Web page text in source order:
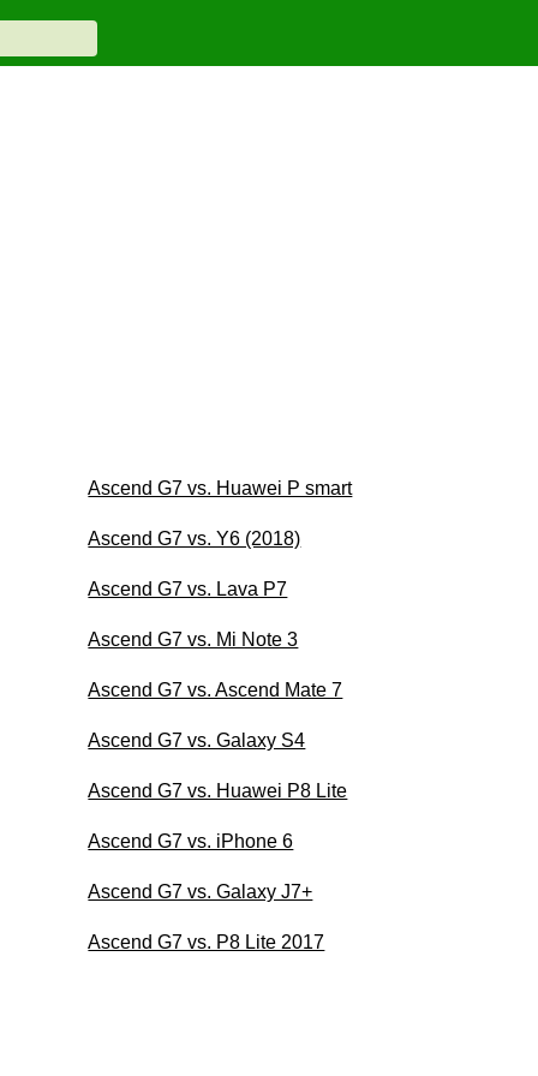
Ascend G7 vs. Huawei P smart
Ascend G7 vs. Y6 (2018)
Ascend G7 vs. Lava P7
Ascend G7 vs. Mi Note 3
Ascend G7 vs. Ascend Mate 7
Ascend G7 vs. Galaxy S4
Ascend G7 vs. Huawei P8 Lite
Ascend G7 vs. iPhone 6
Ascend G7 vs. Galaxy J7+
Ascend G7 vs. P8 Lite 2017